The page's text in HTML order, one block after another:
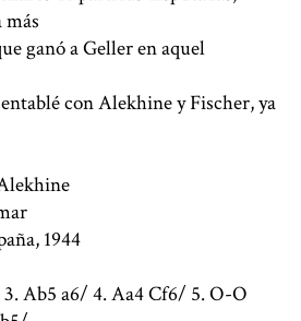
más
ganó a Geller en aquel
con Alekhine y Fischer, ya
1944
3. Ab5 a6/ 4. Aa4 Cf6/ 5. O-O